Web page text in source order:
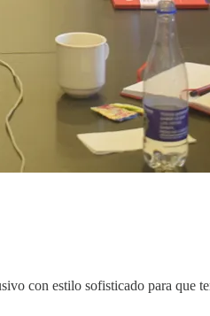
con estilo sofisticado para que